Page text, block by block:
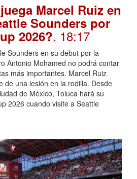
Marcel Ruiz en
Sounders por
2026?. 18:17
Sounders en su debut por la
Antonio Mohamed no podrá contar
más importantes. Marcel Ruiz
de una lesión en la rodilla. Desde
de México, Toluca hará su
2026 cuando visite a Seattle